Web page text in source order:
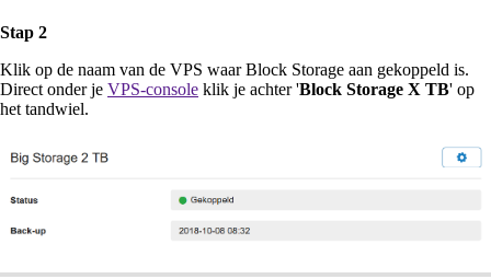
Stap 2
Klik op de naam van de VPS waar Block Storage aan gekoppeld is.
Direct onder je VPS-console klik je achter 'Block Storage X TB' op
het tandwiel.